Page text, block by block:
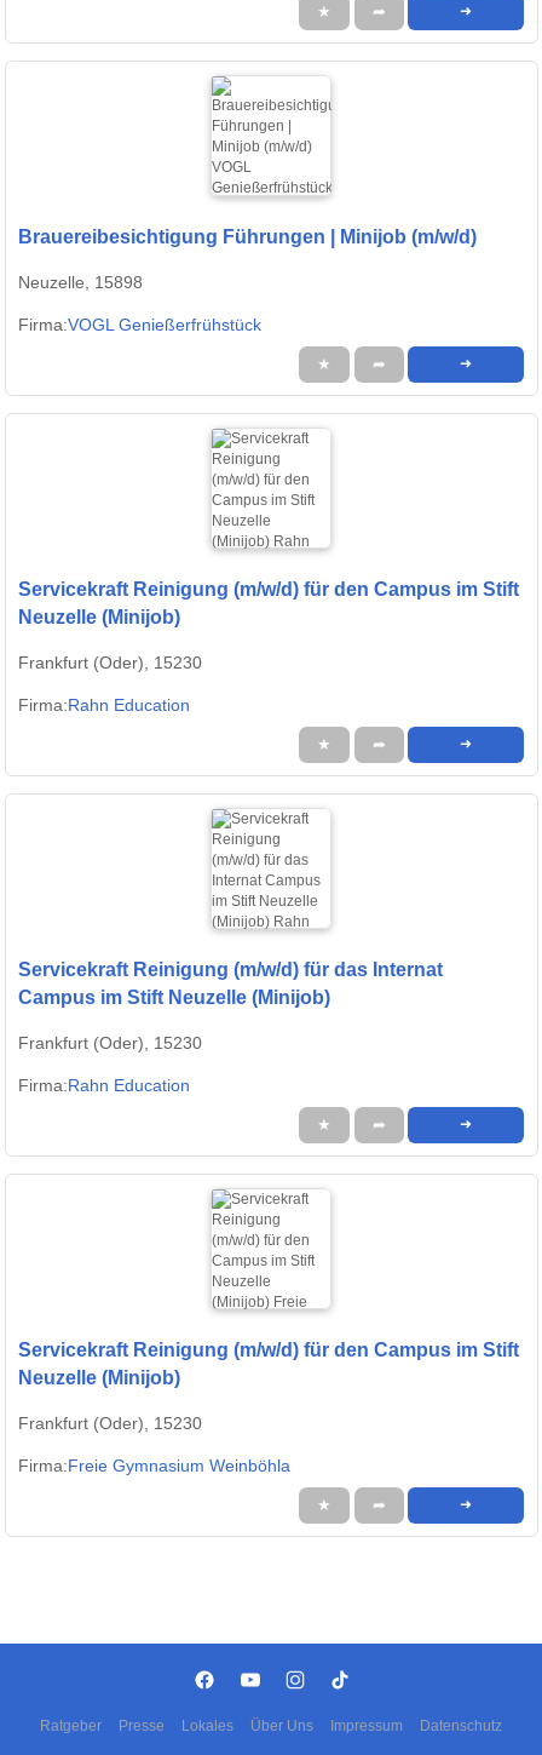
★ ➦ ➜
Brauereibesichtigung Führungen | Minijob (m/w/d)
Neuzelle, 15898
Firma:VOGL Genießerfrühstück
★ ➦ ➜
Servicekraft Reinigung (m/w/d) für den Campus im Stift
Neuzelle (Minijob)
Frankfurt (Oder), 15230
Firma:Rahn Education
★ ➦ ➜
Servicekraft Reinigung (m/w/d) für das Internat
Campus im Stift Neuzelle (Minijob)
Frankfurt (Oder), 15230
Firma:Rahn Education
★ ➦ ➜
Servicekraft Reinigung (m/w/d) für den Campus im Stift
Neuzelle (Minijob)
Frankfurt (Oder), 15230
Firma:Freie Gymnasium Weinböhla
★ ➦ ➜
Ratgeber Presse Lokales Über Uns Impressum Datenschutz